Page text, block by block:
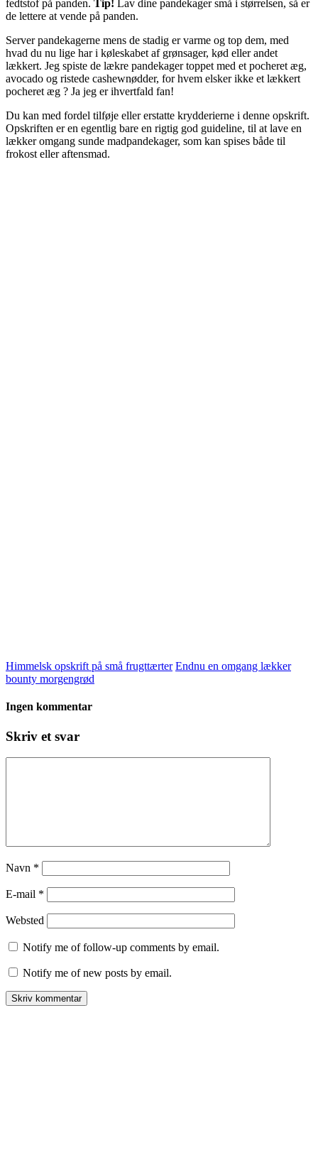
fedtstof på panden. Tip! Lav dine pandekager små i størrelsen, så er
de lettere at vende på panden.
Server pandekagerne mens de stadig er varme og top dem, med
hvad du nu lige har i køleskabet af grønsager, kød eller andet
lækkert. Jeg spiste de lækre pandekager toppet med et pocheret æg,
avocado og ristede cashewnødder, for hvem elsker ikke et lækkert
pocheret æg ? Ja jeg er ihvertfald fan!
Du kan med fordel tilføje eller erstatte krydderierne i denne opskrift.
Opskriften er en egentlig bare en rigtig god guideline, til at lave en
lækker omgang sunde madpandekager, som kan spises både til
frokost eller aftensmad.
Himmelsk opskrift på små frugttærter Endnu en omgang lækker
bounty morgengrød
Ingen kommentar
Skriv et svar
Navn *
E-mail *
Websted
Notify me of follow-up comments by email.
Notify me of new posts by email.